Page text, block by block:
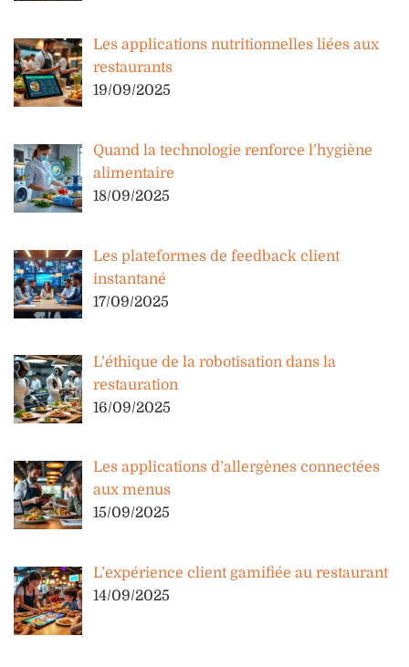
Les applications nutritionnelles liées aux
restaurants
19/09/2025
Quand la technologie renforce l’hygiène
alimentaire
18/09/2025
Les plateformes de feedback client
instantané
17/09/2025
L’éthique de la robotisation dans la
restauration
16/09/2025
Les applications d’allergènes connectées
aux menus
15/09/2025
L’expérience client gamifiée au restaurant
14/09/2025